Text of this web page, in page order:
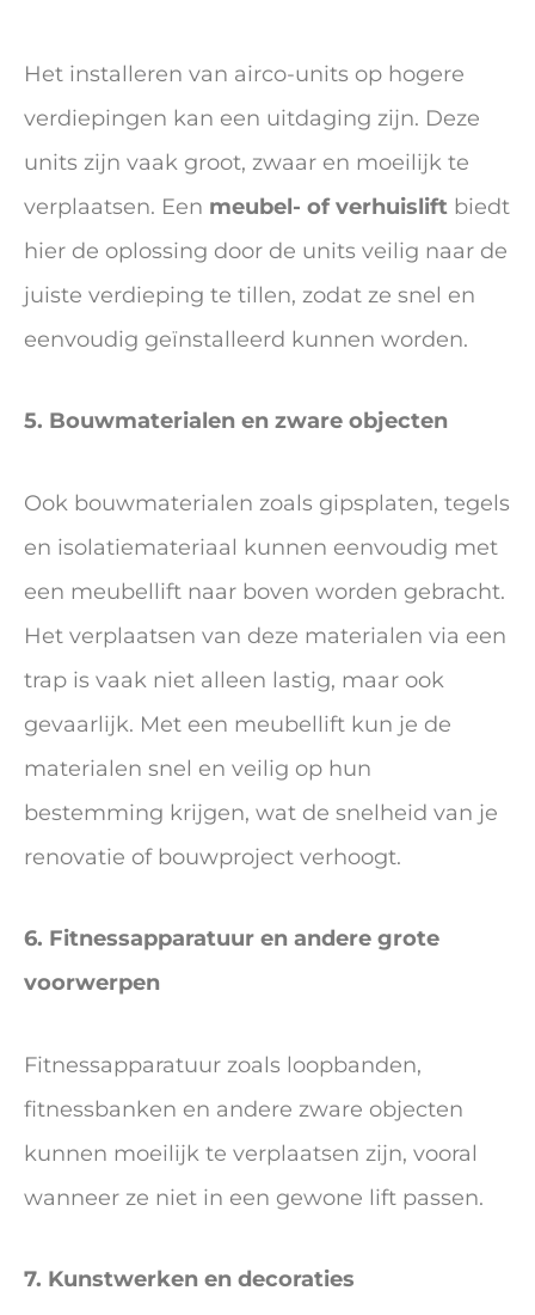
Het installeren van airco-units op hogere
verdiepingen kan een uitdaging zijn. Deze
units zijn vaak groot, zwaar en moeilijk te
verplaatsen. Een meubel- of verhuislift biedt
hier de oplossing door de units veilig naar de
juiste verdieping te tillen, zodat ze snel en
eenvoudig geïnstalleerd kunnen worden.
5. Bouwmaterialen en zware objecten
Ook bouwmaterialen zoals gipsplaten, tegels
en isolatiemateriaal kunnen eenvoudig met
een meubellift naar boven worden gebracht.
Het verplaatsen van deze materialen via een
trap is vaak niet alleen lastig, maar ook
gevaarlijk. Met een meubellift kun je de
materialen snel en veilig op hun
bestemming krijgen, wat de snelheid van je
renovatie of bouwproject verhoogt.
6. Fitnessapparatuur en andere grote
voorwerpen
Fitnessapparatuur zoals loopbanden,
fitnessbanken en andere zware objecten
kunnen moeilijk te verplaatsen zijn, vooral
wanneer ze niet in een gewone lift passen.
7. Kunstwerken en decoraties